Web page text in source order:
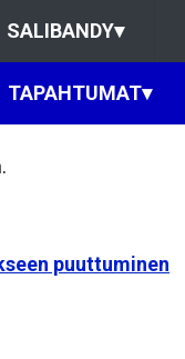
SALIBANDY▾
TAPAHTUMAT▾
puuttuminen